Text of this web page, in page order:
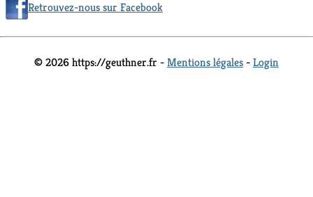
Retrouvez-nous sur Facebook
© 2026 https://geuthner.fr -Mentions légales -Login